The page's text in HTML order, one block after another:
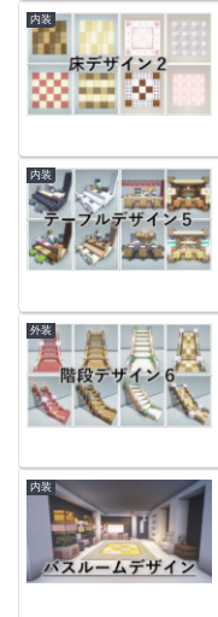
内装
内装
外装
内装